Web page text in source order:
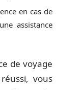
en cas de
assistance
de voyage
vous